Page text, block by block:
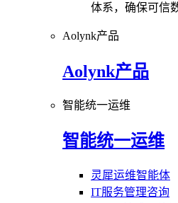
体系，确保可信
Aolynk产品
Aolynk产品
智能统一运维
智能统一运维
灵犀运维智能体
IT服务管理咨询